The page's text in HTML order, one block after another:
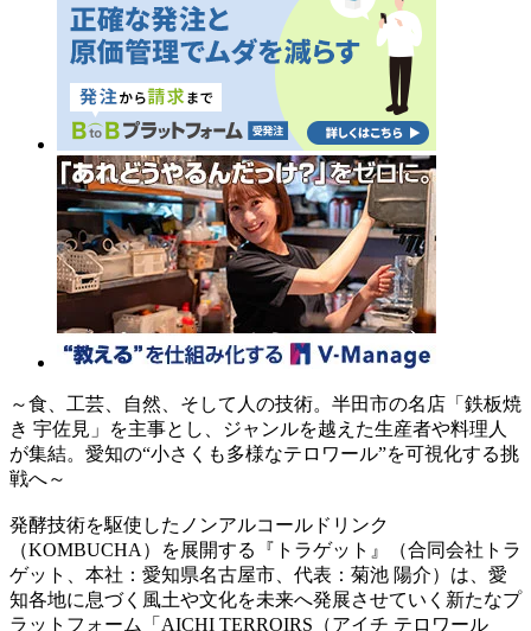
～食、工芸、自然、そして人の技術。半田市の名店「鉄板焼
き 宇佐見」を主事とし、ジャンルを越えた生産者や料理人
が集結。愛知の“小さくも多様なテロワール”を可視化する挑
戦へ～
発酵技術を駆使したノンアルコールドリンク
（KOMBUCHA）を展開する『トラゲット』（合同会社トラ
ゲット、本社：愛知県名古屋市、代表：菊池 陽介）は、愛
知各地に息づく風土や文化を未来へ発展させていく新たなプ
ラットフォーム「AICHI TERROIRS（アイチ テロワール